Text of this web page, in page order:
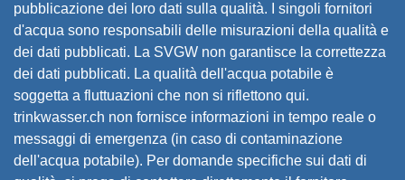
pubblicazione dei loro dati sulla qualità. I singoli fornitori
d'acqua sono responsabili delle misurazioni della qualità e
dei dati pubblicati. La SVGW non garantisce la correttezza
dei dati pubblicati. La qualità dell'acqua potabile è
soggetta a fluttuazioni che non si riflettono qui.
trinkwasser.ch non fornisce informazioni in tempo reale o
messaggi di emergenza (in caso di contaminazione
dell'acqua potabile). Per domande specifiche sui dati di